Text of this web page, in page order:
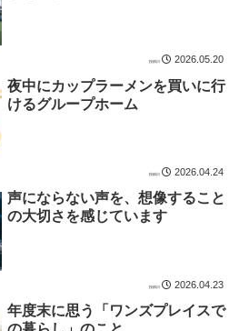
2026.05.20
夜中にカップラーメンを買いに行
けるグループホーム
2026.04.24
声にならない声を、想像すること
の大切さを感じています
2026.04.23
年度末に思う「ワンズプレイスで